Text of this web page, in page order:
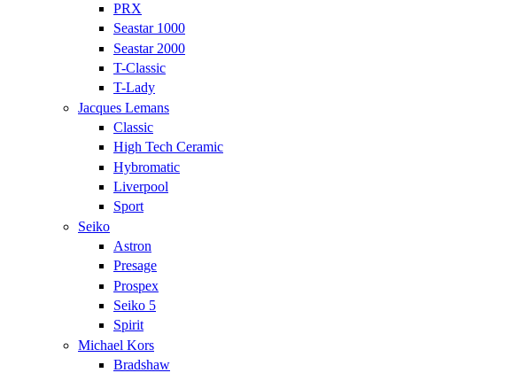
PRX
Seastar 1000
Seastar 2000
T-Classic
T-Lady
Jacques Lemans
Classic
High Tech Ceramic
Hybromatic
Liverpool
Sport
Seiko
Astron
Presage
Prospex
Seiko 5
Spirit
Michael Kors
Bradshaw